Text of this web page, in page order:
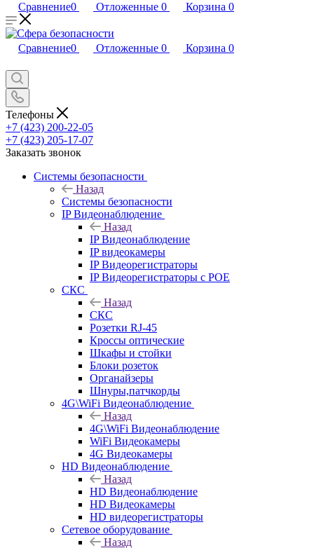
Сравнение0 Отложенные 0 Корзина 0
Сравнение0 Отложенные 0 Корзина 0
Телефоны
+7 (423) 200-22-05
+7 (423) 205-17-07
Заказать звонок
Системы безопасности
Назад
Системы безопасности
IP Видеонаблюдение
Назад
IP Видеонаблюдение
IP видеокамеры
IP Видеорегистраторы
IP Видеорегистраторы с POE
СКС
Назад
СКС
Розетки RJ-45
Кроссы оптические
Шкафы и стойки
Блоки розеток
Органайзеры
Шнуры,патчкорды
4G\WiFi Видеонаблюдение
Назад
4G\WiFi Видеонаблюдение
WiFi Видеокамеры
4G Видеокамеры
HD Видеонаблюдение
Назад
HD Видеонаблюдение
HD Видеокамеры
HD видеорегистраторы
Сетевое оборудование
Назад